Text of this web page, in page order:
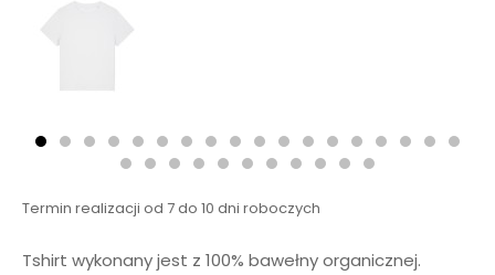
Termin realizacji od 7 do 10 dni roboczych
Tshirt wykonany jest z 100% bawełny organicznej.